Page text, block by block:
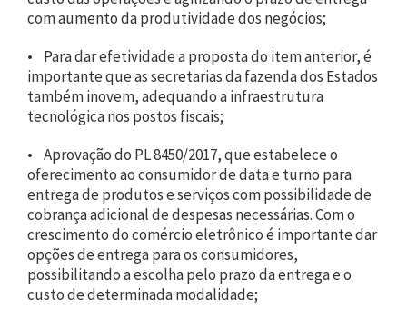
com aumento da produtividade dos negócios;
• Para dar efetividade a proposta do item anterior, é
importante que as secretarias da fazenda dos Estados
também inovem, adequando a infraestrutura
tecnológica nos postos fiscais;
• Aprovação do PL 8450/2017, que estabelece o
oferecimento ao consumidor de data e turno para
entrega de produtos e serviços com possibilidade de
cobrança adicional de despesas necessárias. Com o
crescimento do comércio eletrônico é importante dar
opções de entrega para os consumidores,
possibilitando a escolha pelo prazo da entrega e o
custo de determinada modalidade;